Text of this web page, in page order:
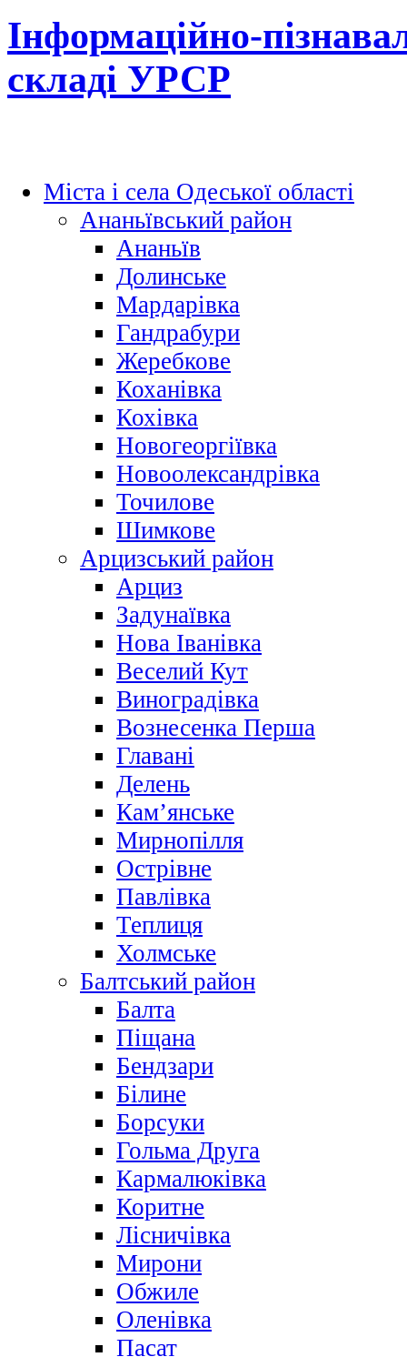
Інформаційно-
складі УРСР
Міста і села Одеської області
Ананьївський район
Ананьїв
Долинське
Мардарівка
Гандрабури
Жеребкове
Коханівка
Кохівка
Новогеоргіївка
Новоолександрівка
Точилове
Шимкове
Арцизський район
Арциз
Задунаївка
Нова Іванівка
Веселий Кут
Виноградівка
Вознесенка Перша
Главані
Делень
Кам’янське
Мирнопілля
Острівне
Павлівка
Теплиця
Холмське
Балтський район
Балта
Піщана
Бендзари
Білине
Борсуки
Гольма Друга
Кармалюківка
Коритне
Лісничівка
Мирони
Обжиле
Оленівка
Пасат